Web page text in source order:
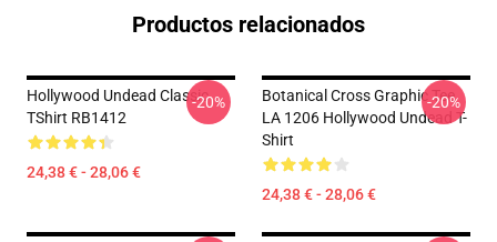
Productos relacionados
Hollywood Undead Classic
TShirt RB1412
24,38 € - 28,06 €
-20%
Botanical Cross Graphic Tee
LA 1206 Hollywood Undead T-
Shirt
24,38 € - 28,06 €
-20%